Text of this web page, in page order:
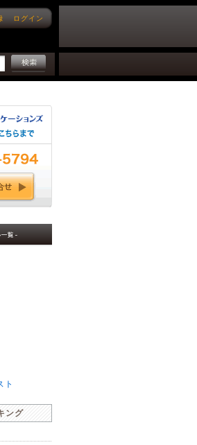
ログイン
ト
ング